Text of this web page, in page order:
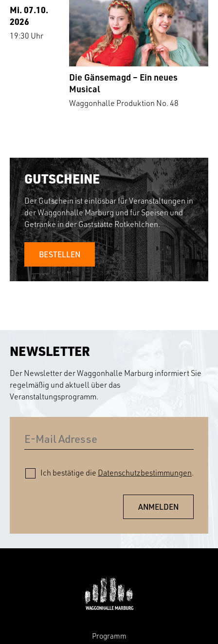
Mi. 07.10.
2026
19:30 Uhr
Die Gänsemagd – Ein neues
Musical
Waggonhalle Produktion No. 48
GUTSCHEINE
Der Gutschein ist einlösbar für Veranstaltungen in
der Waggonhalle Marburg und für Speisen und
Getränke in der Gaststätte Rotkehlchen.
BESTELLEN
NEWSLETTER
Der Newsletter der Waggonhalle Marburg informiert Sie
regelmäßig und aktuell über das
Veranstaltungsprogramm.
Ich bestätige die Datenschutzbestimmungen.
Programm